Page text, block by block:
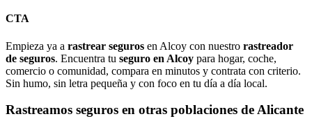
CTA
Empieza ya a rastrear seguros en Alcoy con nuestro rastreador
de seguros. Encuentra tu seguro en Alcoy para hogar, coche,
comercio o comunidad, compara en minutos y contrata con criterio.
Sin humo, sin letra pequeña y con foco en tu día a día local.
Rastreamos seguros en otras poblaciones de Alicante